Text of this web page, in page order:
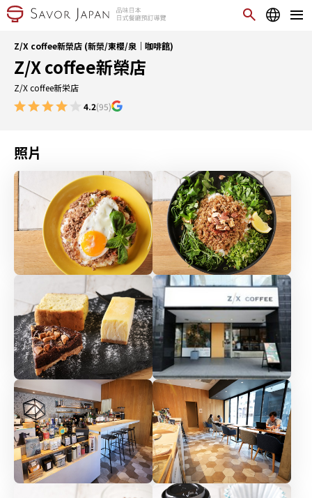
Z/X coffee新榮店 (新榮/東櫻/泉｜咖啡館)
Z/X coffee新榮店
Z/X coffee新栄店
4.2(95)
照片